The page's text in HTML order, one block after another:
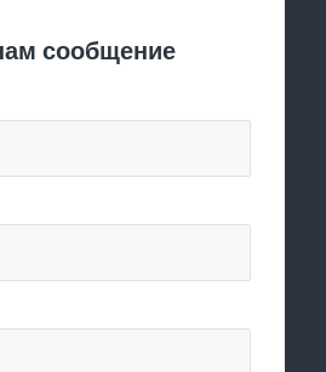
сообщение